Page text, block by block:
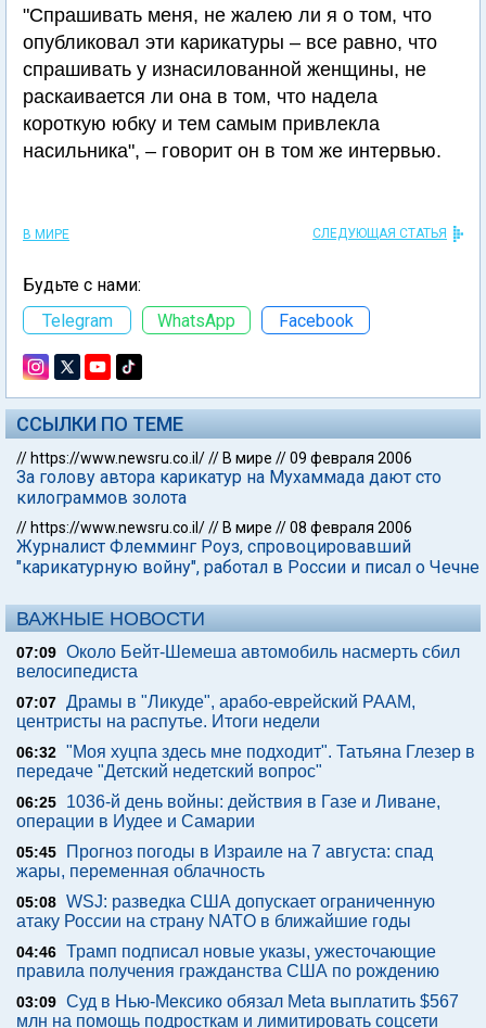
"Спрашивать меня, не жалею ли я о том, что
опубликовал эти карикатуры – все равно, что
спрашивать у изнасилованной женщины, не
раскаивается ли она в том, что надела
короткую юбку и тем самым привлекла
насильника", – говорит он в том же интервью.
В МИРЕ СЛЕДУЮЩАЯ СТАТЬЯ
Будьте с нами:
Telegram
WhatsApp Facebook
ССЫЛКИ ПО ТЕМЕ
// https://www.newsru.co.il/// В мире //09 февраля 2006
За голову автора карикатур на Мухаммада дают сто
килограммов золота
// https://www.newsru.co.il/// В мире //08 февраля 2006
Журналист Флемминг Роуз, спровоцировавший
"карикатурную войну", работал в России и писал о Чечне
ВАЖНЫЕ НОВОСТИ
07:09 Около Бейт-Шемеша автомобиль насмерть сбил
велосипедиста
07:07 Драмы в "Ликуде", арабо-еврейский РААМ,
центристы на распутье. Итоги недели
06:32 "Моя хуцпа здесь мне подходит". Татьяна Глезер в
передаче "Детский недетский вопрос"
06:25
1036-й день войны: действия в Газе и Ливане,
операции в Иудее и Самарии
05:45
Прогноз погоды в Израиле на 7 августа: спад
жары, переменная облачность
05:08 WSJ: разведка США допускает ограниченную
атаку России на страну NATO в ближайшие годы
04:46 Трамп подписал новые указы, ужесточающие
правила получения гражданства США по рождению
03:09 Суд в Нью-Мексико обязал Meta выплатить $567
млн на помощь подросткам и лимитировать соцсети